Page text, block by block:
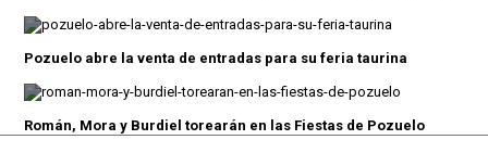
Pozuelo abre la venta de entradas para su feria taurina
Román, Mora y Burdiel torearán en las Fiestas de Pozuelo